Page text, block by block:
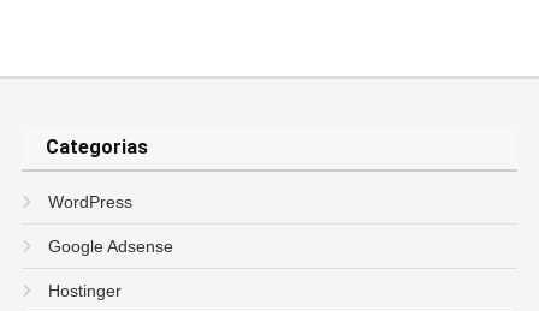
Categorias
WordPress
Google Adsense
Hostinger